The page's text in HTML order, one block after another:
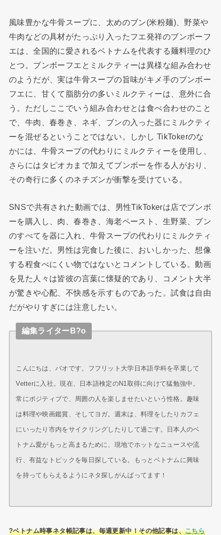
風味豊かな牛骨スープに、太めのブン(米粉麺)、野菜や
牛肉などの具材がたっぷり入ったフエ発祥のブンボーフ
エは、全国的に愛されるベトナムを代表する麺料理のひ
とつ。ブンボーフエとミルクティーは異様な組み合わせ
のようだが、実は牛骨スープの旨味がキメ手のブンボー
フエに、甘くて脂肪分の多いミルクティーは、意外に合
う。ただしここでいう組み合わせとは食べ合わせのこと
で、牛肉、春巻き、ネギ、ブンの入った器にミルクティ
ーを混ぜるということではない。しかし TikTokerのな
かには、牛骨スープの代わりにミルクティーを使用し、
さらにはタピオカまで加えてブンボーを作る人がおり、
その奇行に多くのネチズンが衝撃を受けている。
SNSで共有された動画では、男性TikTokerは店でブンボ
ーを購入し、肉、春巻き、海老ペースト、生野菜、ブン
のすべてを器に入れ、牛骨スープの代わりにミルクティ
ーを注いだ。男性は完食した後に、おいしかった、想像
する程食べにくい物ではないとコメントしている。動画
を見た人々は皆彼の言葉に懐疑的であり、コメント大半
が驚きや心配、不快感を示すものであった。試食は自由
だがやりすぎには注意したい。
編集ライターB?o
こんにちは、バオです。フフリット大学日本語学科を卒業して
Vetterに入社。現在、日本語検定のN1取得に向けて猛勉強中。
常にポジティブで、周囲の人を楽しませたいという性格。趣味
は料理や映画鑑賞、そしてヨガ。週末は、料理をしたりカフェ
にいったり市内をサイクリングしたりして過ごす。日本人のベ
トナム愛がもっと高まるために、現地でホットなニュースや流
行、有益なトピックを毎日探している。もっとベトナムに興味
を持ってもらえるようにネタ探しがんばってます！
?ベトナム時事ネタ帳記事は、毎週更新中！その他記事は、こちら